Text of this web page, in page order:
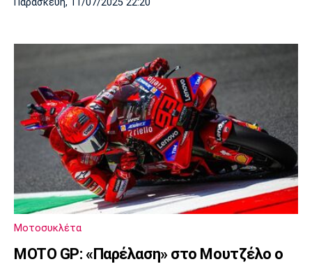
Παρασκευή, 11/07/2025 22:20
Μοτοσυκλέτα
MOTO GP: «Παρέλαση» στο Μουτζέλο ο